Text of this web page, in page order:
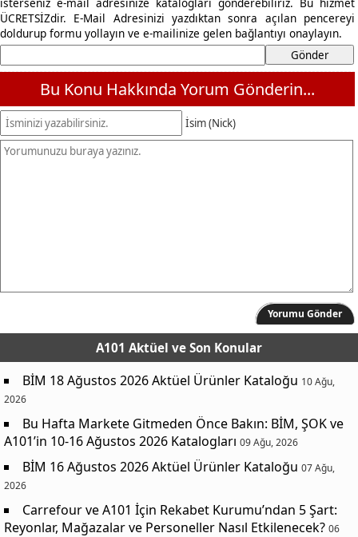
ÜCRETSİZdir. E-Mail Adresinizi yazdıktan sonra açılan pencereyi
doldurup formu yollayın ve e-mailinize gelen bağlantıyı onaylayın.
Bu Konu Hakkında Yorum Gönderin...
İsim (Nick)
Yorumu Gönder
A101 Aktüel ve Son Konular
BİM 18 Ağustos 2026 Aktüel Ürünler Kataloğu 10 Ağu,
2026
Bu Hafta Markete Gitmeden Önce Bakın: BİM, ŞOK ve
A101’in 10-16 Ağustos 2026 Katalogları 09 Ağu, 2026
BİM 16 Ağustos 2026 Aktüel Ürünler Kataloğu 07 Ağu,
2026
Carrefour ve A101 İçin Rekabet Kurumu’ndan 5 Şart:
Reyonlar, Mağazalar ve Personeller Nasıl Etkilenecek? 06